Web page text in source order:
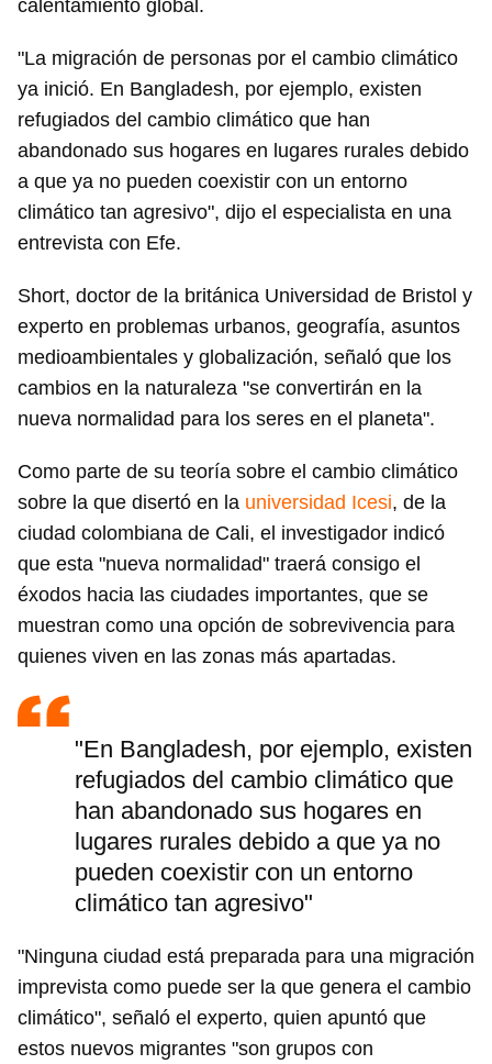
calentamiento global.
"La migración de personas por el cambio climático
ya inició. En Bangladesh, por ejemplo, existen
refugiados del cambio climático que han
abandonado sus hogares en lugares rurales debido
a que ya no pueden coexistir con un entorno
climático tan agresivo", dijo el especialista en una
entrevista con Efe.
Short, doctor de la británica Universidad de Bristol y
experto en problemas urbanos, geografía, asuntos
medioambientales y globalización, señaló que los
cambios en la naturaleza "se convertirán en la
nueva normalidad para los seres en el planeta".
Como parte de su teoría sobre el cambio climático
sobre la que disertó en la universidad Icesi, de la
ciudad colombiana de Cali, el investigador indicó
que esta "nueva normalidad" traerá consigo el
éxodos hacia las ciudades importantes, que se
muestran como una opción de sobrevivencia para
quienes viven en las zonas más apartadas.
"En Bangladesh, por ejemplo, existen
refugiados del cambio climático que
han abandonado sus hogares en
lugares rurales debido a que ya no
pueden coexistir con un entorno
climático tan agresivo"
"Ninguna ciudad está preparada para una migración
imprevista como puede ser la que genera el cambio
climático", señaló el experto, quien apuntó que
estos nuevos migrantes "son grupos con